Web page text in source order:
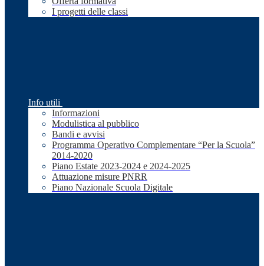
I progetti delle classi
Info utili
Informazioni
Modulistica al pubblico
Bandi e avvisi
Programma Operativo Complementare “Per la Scuola”
2014-2020
Piano Estate 2023-2024 e 2024-2025
Attuazione misure PNRR
Piano Nazionale Scuola Digitale